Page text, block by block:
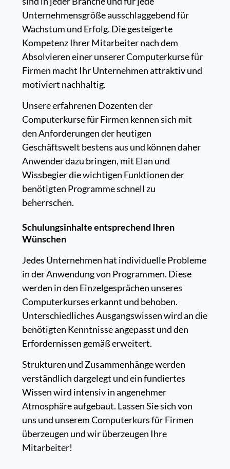
Unternehmensgröße ausschlaggebend für
Wachstum und Erfolg. Die gesteigerte
Kompetenz Ihrer Mitarbeiter nach dem
Absolvieren einer unserer Computerkurse für
Firmen macht Ihr Unternehmen attraktiv und
motiviert nachhaltig.
Unsere erfahrenen Dozenten der
Computerkurse für Firmen kennen sich mit
den Anforderungen der heutigen
Geschäftswelt bestens aus und können daher
Anwender dazu bringen, mit Elan und
Wissbegier die wichtigen Funktionen der
benötigten Programme schnell zu
beherrschen.
Schulungsinhalte entsprechend Ihren
Wünschen
Jedes Unternehmen hat individuelle Probleme
in der Anwendung von Programmen. Diese
werden in den Einzelgesprächen unseres
Computerkurses erkannt und behoben.
Unterschiedliches Ausgangswissen wird an die
benötigten Kenntnisse angepasst und den
Erfordernissen gemäß erweitert.
Strukturen und Zusammenhänge werden
verständlich dargelegt und ein fundiertes
Wissen wird intensiv in angenehmer
Atmosphäre aufgebaut. Lassen Sie sich von
uns und unserem Computerkurs für Firmen
überzeugen und wir überzeugen Ihre
Mitarbeiter!